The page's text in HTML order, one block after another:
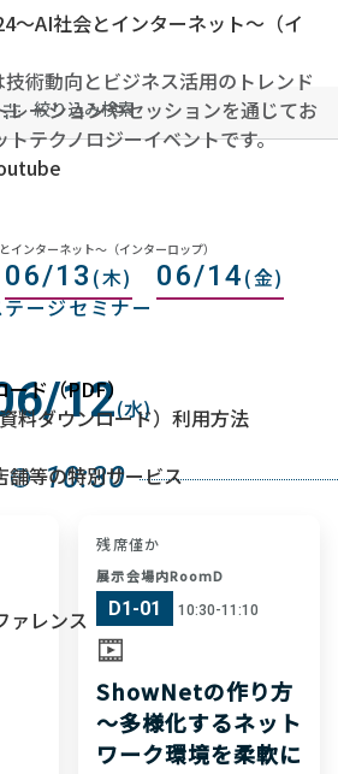
術動向とビジネス活用のトレンド
レーションやセッションを通じてお
テクノロジーイベントです。
ド（PDF）
料ダウンロード）利用方法
舗等の特別サービス
ァレンス
絞り込み検索
06/13 (木) 06/14(金)
ージセミナー
12(水)
10:30
残席僅か
展示会場内RoomD
D1-01 10:30-11:10
ShowNetの作り方
～多様化するネット
ワーク環境を柔軟に